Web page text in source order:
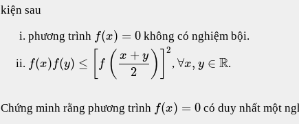
kiện sau
phương trình f(x) = 0không có nghiệm bội.
f(x) f(y) ≤ f ( x + y
2 ) 2
,∀x, y ∈ R.
Chứng minh rằng phương trình f(x) = 0có duy nhất một